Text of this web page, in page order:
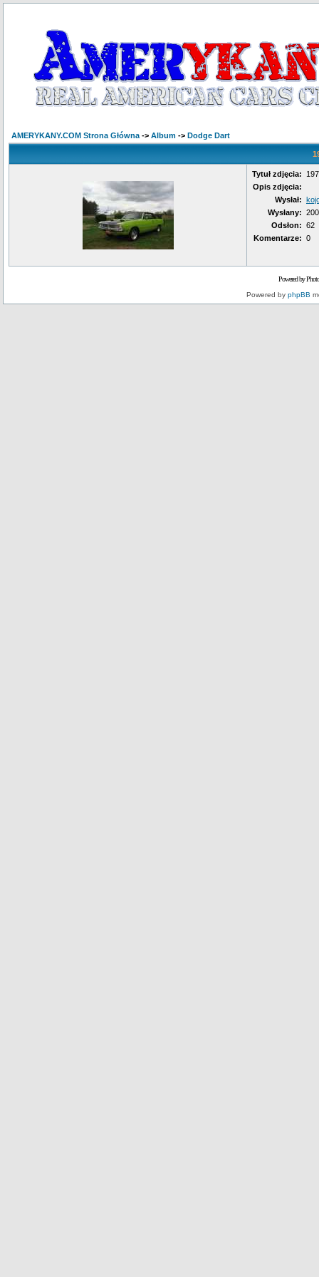
AMERYKANY.COM Strona Główna -> Album -> Dodge Dart
Tytuł zdjęcia:
Opis zdjęcia:
Wysłał:
Wysłany:
Odsłon: 62
Komentarze: 0
Powered by
Powered by phpBB